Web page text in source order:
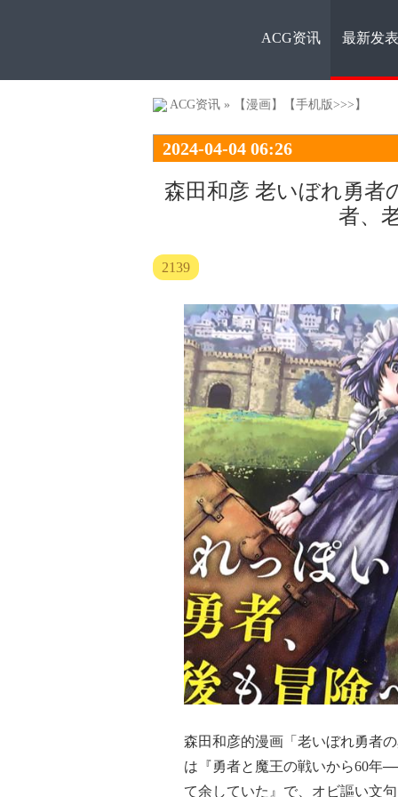
ACG资
讯
ACG资讯 最新发表
ACG资讯 » 【漫画】 【手机版>>>】
2024-04-04 06:26
森田和彦 老いぼれ勇者
者、
2139
森田和彦的漫画「老いぼれ勇者
は『勇者と魔王の戦いから60年
て余していた』で、オビ謳い文